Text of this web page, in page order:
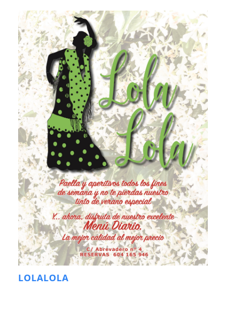
LOLALOLA